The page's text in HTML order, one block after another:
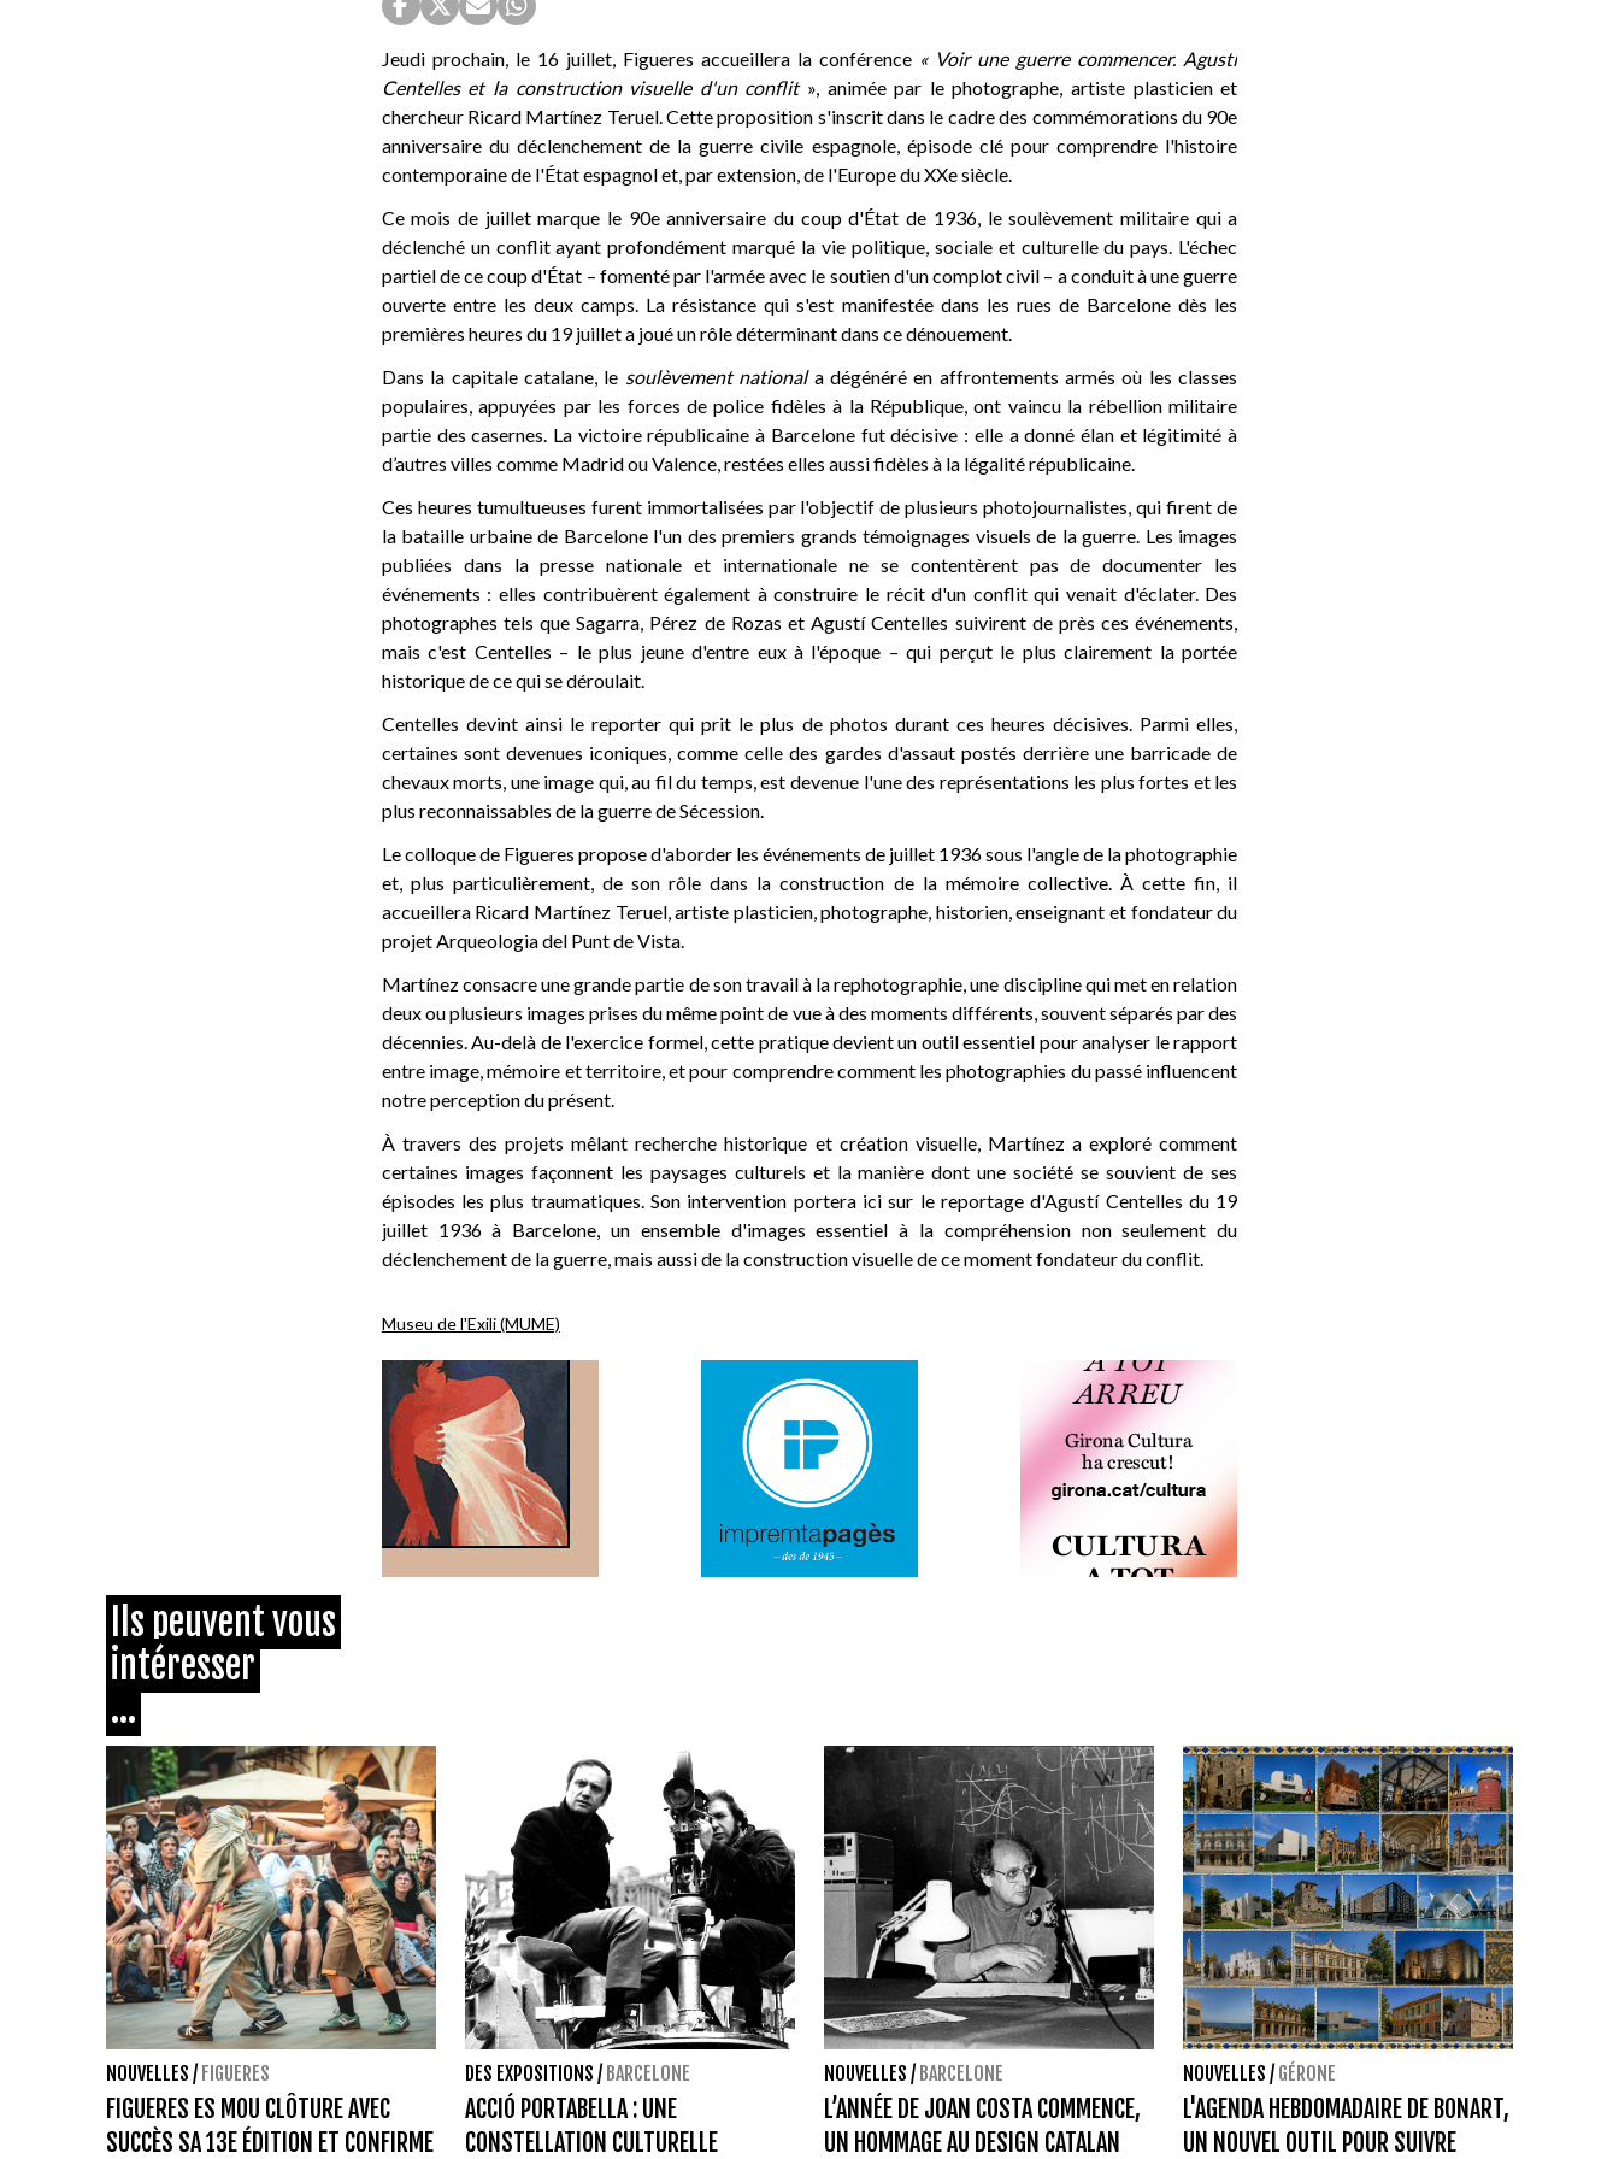
Jeudi prochain, le 16 juillet, Figueres accueillera la conférence « Voir une guerre commencer. Agustí
Centelles et la construction visuelle d'un conflit», animée par le photographe, artiste plasticien et
chercheur Ricard Martínez Teruel. Cette proposition s'inscrit dans le cadre des commémorations du 90e
anniversaire du déclenchement de la guerre civile espagnole, épisode clé pour comprendre l'histoire
contemporaine de l'État espagnol et, par extension, de l'Europe du XXe siècle.
Ce mois de juillet marque le 90e anniversaire du coup d'État de 1936, le soulèvement militaire qui a
déclenché un conflit ayant profondément marqué la vie politique, sociale et culturelle du pays. L'échec
partiel de ce coup d'État – fomenté par l'armée avec le soutien d'un complot civil – a conduit à une guerre
ouverte entre les deux camps. La résistance qui s'est manifestée dans les rues de Barcelone dès les
premières heures du 19 juillet a joué un rôle déterminant dans ce dénouement.
Dans la capitale catalane, le soulèvement nationala dégénéré en affrontements armés où les classes
populaires, appuyées par les forces de police fidèles à la République, ont vaincu la rébellion militaire
partie des casernes. La victoire républicaine à Barcelone fut décisive : elle a donné élan et légitimité à
d’autres villes comme Madrid ou Valence, restées elles aussi fidèles à la légalité républicaine.
Ces heures tumultueuses furent immortalisées par l'objectif de plusieurs photojournalistes, qui firent de
la bataille urbaine de Barcelone l'un des premiers grands témoignages visuels de la guerre. Les images
publiées dans la presse nationale et internationale ne se contentèrent pas de documenter les
événements : elles contribuèrent également à construire le récit d'un conflit qui venait d'éclater. Des
photographes tels que Sagarra, Pérez de Rozas et Agustí Centelles suivirent de près ces événements,
mais c'est Centelles – le plus jeune d'entre eux à l'époque – qui perçut le plus clairement la portée
historique de ce qui se déroulait.
Centelles devint ainsi le reporter qui prit le plus de photos durant ces heures décisives. Parmi elles,
certaines sont devenues iconiques, comme celle des gardes d'assaut postés derrière une barricade de
chevaux morts, une image qui, au fil du temps, est devenue l'une des représentations les plus fortes et les
plus reconnaissables de la guerre de Sécession.
Le colloque de Figueres propose d'aborder les événements de juillet 1936 sous l'angle de la photographie
et, plus particulièrement, de son rôle dans la construction de la mémoire collective. À cette fin, il
accueillera Ricard Martínez Teruel, artiste plasticien, photographe, historien, enseignant et fondateur du
projet Arqueologia del Punt de Vista.
Martínez consacre une grande partie de son travail à la rephotographie, une discipline qui met en relation
deux ou plusieurs images prises du même point de vue à des moments différents, souvent séparés par des
décennies. Au-delà de l'exercice formel, cette pratique devient un outil essentiel pour analyser le rapport
entre image, mémoire et territoire, et pour comprendre comment les photographies du passé influencent
notre perception du présent.
À travers des projets mêlant recherche historique et création visuelle, Martínez a exploré comment
certaines images façonnent les paysages culturels et la manière dont une société se souvient de ses
épisodes les plus traumatiques. Son intervention portera ici sur le reportage d'Agustí Centelles du 19
juillet 1936 à Barcelone, un ensemble d'images essentiel à la compréhension non seulement du
déclenchement de la guerre, mais aussi de la construction visuelle de ce moment fondateur du conflit.
Museu de l'Exili (MUME)
Ils peuvent vous
intéresser
...
NOUVELLES / FIGUERES
FIGUERES ES MOU CLÔTURE AVEC
SUCCÈS SA 13E ÉDITION ET CONFIRME
DES EXPOSITIONS / BARCELONE
ACCIÓ PORTABELLA : UNE
CONSTELLATION CULTURELLE
NOUVELLES / BARCELONE
L’ANNÉE DE JOAN COSTA COMMENCE,
UN HOMMAGE AU DESIGN CATALAN
NOUVELLES / GÉRONE
L'AGENDA HEBDOMADAIRE DE BONART,
UN NOUVEL OUTIL POUR SUIVRE